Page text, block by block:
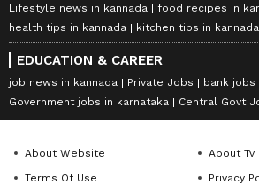
Lifestyle news in kannada
food recipes in
health tips in kannada
kitchen tips in kannada
EDUCATION & CAREER
job news in kannada Private Jobs
bank jobs
Government jobs in karnataka
Central Govt
About Website
About Tv
Terms Of Use
Privacy